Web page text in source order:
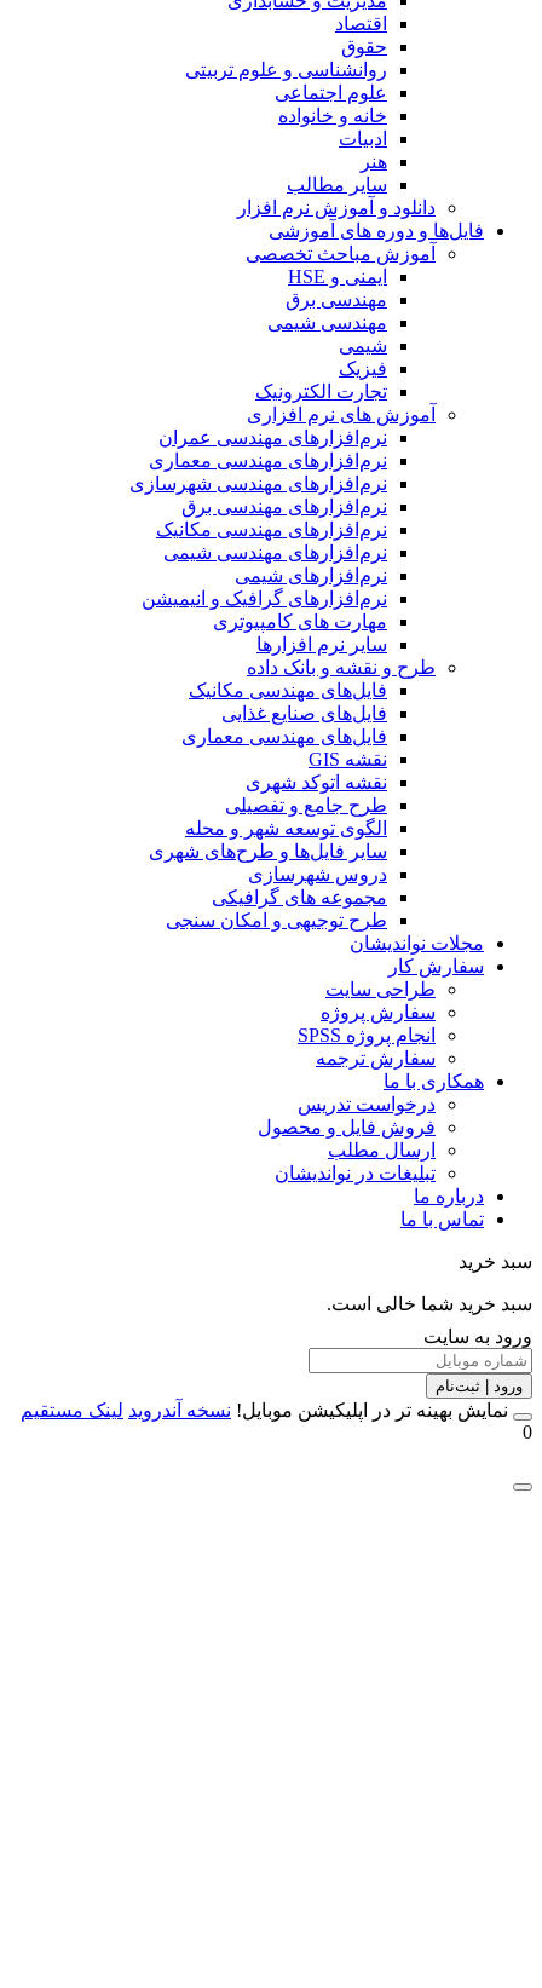
اقتصاد
حقوق
روانشناسی و علوم تربیتی
علوم اجتماعی
خانه و خانواده
ادبیات
هنر
سایر مطالب
دانلود و آموزش نرم افزار
فایل‌ها و دوره های آموزشی
آموزش مباحث تخصصی
ایمنی و HSE
مهندسی برق
مهندسی شیمی
شیمی
فیزیک
تجارت الکترونیک
آموزش های نرم افزاری
نرم‌افزارهای مهندسی عمران
نرم‌افزارهای مهندسی معماری
نرم‌افزارهای مهندسی شهرسازی
نرم‌افزارهای مهندسی برق
نرم‌افزارهای مهندسی مکانیک
نرم‌افزارهای مهندسی شیمی
نرم‌افزارهای شیمی
نرم‌افزارهای گرافیک و انیمیشن
مهارت های کامپیوتری
سایر نرم افزارها
طرح و نقشه و بانک داده
فایل‌های مهندسی مکانیک
فایل‌های صنایع غذایی
فایل‌های مهندسی معماری
نقشه GIS
نقشه اتوکد شهری
طرح جامع و تفصیلی
الگوی توسعه شهر و محله
سایر فایل‌ها و طرح‌های شهری
دروس شهرسازی
مجموعه های گرافیکی
طرح توجیهی و امکان سنجی
مجلات نواندیشان
سفارش کار
طراحی سایت
سفارش پروژه
انجام پروژه SPSS
سفارش ترجمه
همکاری با ما
درخواست تدریس
فروش فایل و محصول
ارسال مطلب
تبلیغات در نواندیشان
درباره ما
تماس با ما
خرید شما خالی است.
به سایت
| ثبت‌نام
بهینه تر در اپلیکیشن موبایل!نسخه آندروید لینک مستقیم